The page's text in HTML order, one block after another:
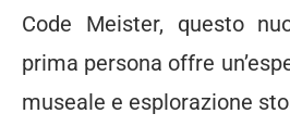
Code Meister, questo
prima persona offre
museale e esplorazione